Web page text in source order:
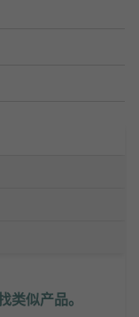
类似产品。